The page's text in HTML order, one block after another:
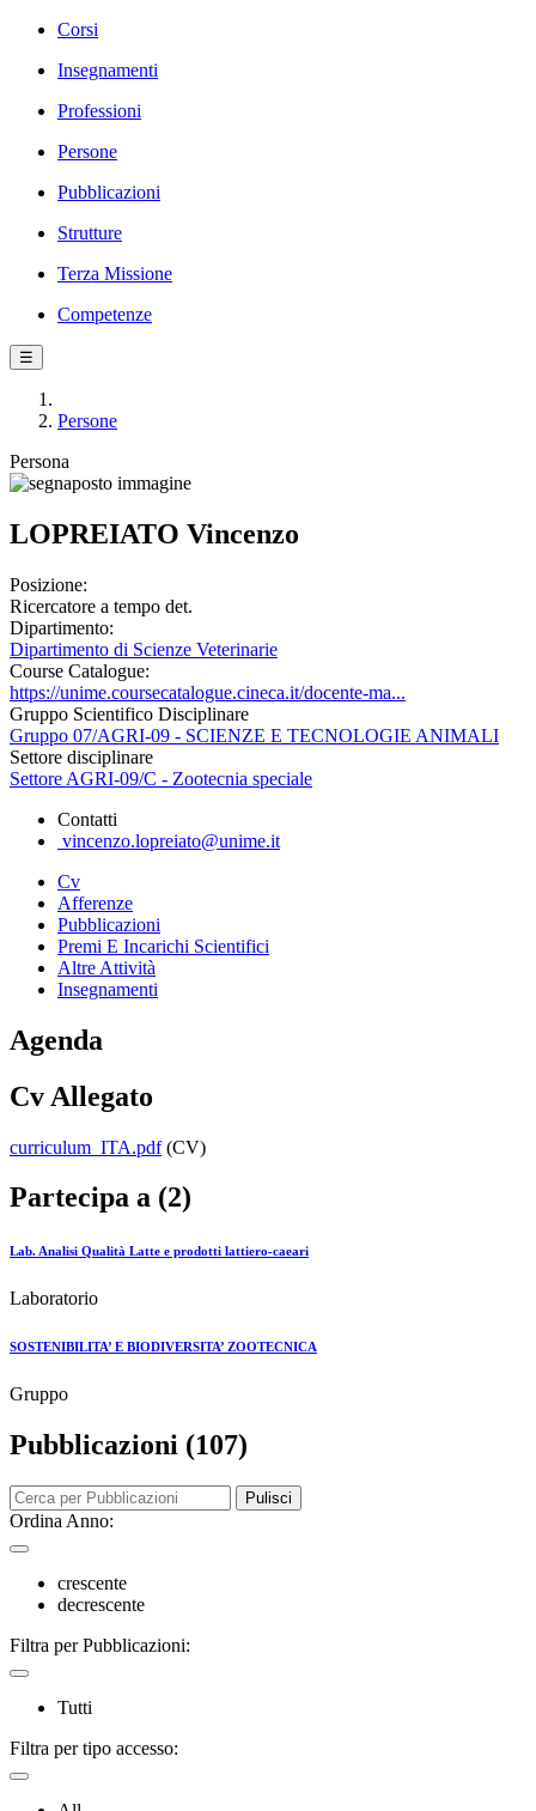
Corsi
Insegnamenti
Professioni
Persone
Pubblicazioni
Strutture
Terza Missione
Competenze
☰
Persone
Persona
LOPREIATO Vincenzo
Posizione:
Ricercatore a tempo det.
Dipartimento:
Dipartimento di Scienze Veterinarie
Course Catalogue:
https://unime.coursecatalogue.cineca.it/docente-ma...
Gruppo Scientifico Disciplinare
Gruppo 07/AGRI-09 - SCIENZE E TECNOLOGIE ANIMALI
Settore disciplinare
Settore AGRI-09/C - Zootecnia speciale
Contatti
vincenzo.lopreiato@unime.it
Cv
Afferenze
Pubblicazioni
Premi E Incarichi Scientifici
Altre Attività
Insegnamenti
Agenda
Cv Allegato
curriculum_ITA.pdf(CV)
Partecipa a (2)
Lab. Analisi Qualità Latte e prodotti lattiero-caeari
Laboratorio
SOSTENIBILITA’ E BIODIVERSITA’ ZOOTECNICA
Gruppo
Pubblicazioni (107)
Pulisci
Ordina Anno:
crescente
decrescente
Filtra per Pubblicazioni:
Tutti
Filtra per tipo accesso: